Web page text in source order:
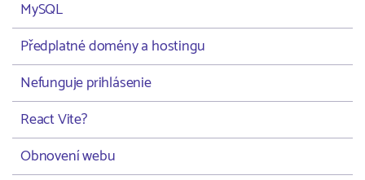
MySQL
Předplatné domény a hostingu
Nefunguje prihlásenie
React Vite?
Obnovení webu